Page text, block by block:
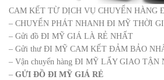
CAM KẾT TỪ DỊCH VỤ CHUYỂN HÀNG
– CHUYỂN PHÁT NHANH ĐI MỸ THỜI
– Gửi đồ ĐI MỸ GIÁ LÀ RẺ NHẤT
– Gửi thư ĐI MỸ CAM KẾT ĐẢM BẢO
– Vận chuyển hàng ĐI MỸ LẤY GIAO TẬN
– GỬI ĐỒ ĐI MỸ GIÁ RẺ